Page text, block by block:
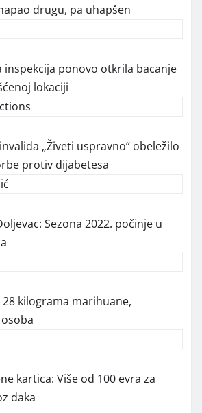
drugu, pa uhapšen
inspekcija ponovo otkrila bacanje
lokaciji
„Živeti uspravno“ obeležilo
protiv dijabetesa
Sezona 2022. počinje u
kilograma marihuane,
kartica: Više od 100 evra za
đaka